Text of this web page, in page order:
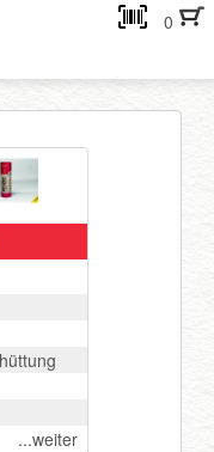
0
...weiter